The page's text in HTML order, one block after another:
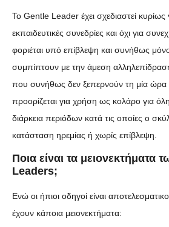
Το Gentle Leader έχει σχεδιαστεί κυρίως
εκπαιδευτικές συνεδρίες και όχι για
φοριέται υπό επίβλεψη και συνήθως
συμπίπτουν με την άμεση
που συνήθως δεν ξεπερνούν τη μία ώρα
προορίζεται για χρήση ως κολάρο για
διάρκεια περιόδων κατά τις οποίες ο
κατάσταση ηρεμίας ή χωρίς επίβλεψη.
Ποια είναι τα μειονεκτήματα
Leaders;
Ενώ οι ήπιοι οδηγοί είναι
έχουν κάποια μειονεκτήματα: